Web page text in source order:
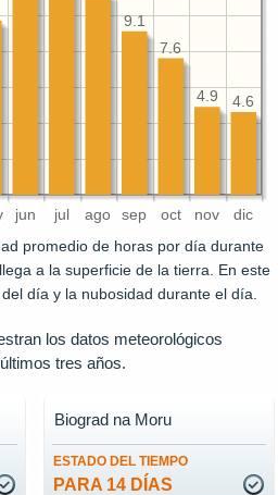
jun jul ago sep oct nov dic
4.6
4.9
7.6
9.1
promedio de horas por día durante
a la superficie de la tierra. En este
día y la nubosidad durante el día.
los datos meteorológicos
tres años.
ESTADO DEL TIEMPO
PARA 14 DÍAS
Biograd na Moru